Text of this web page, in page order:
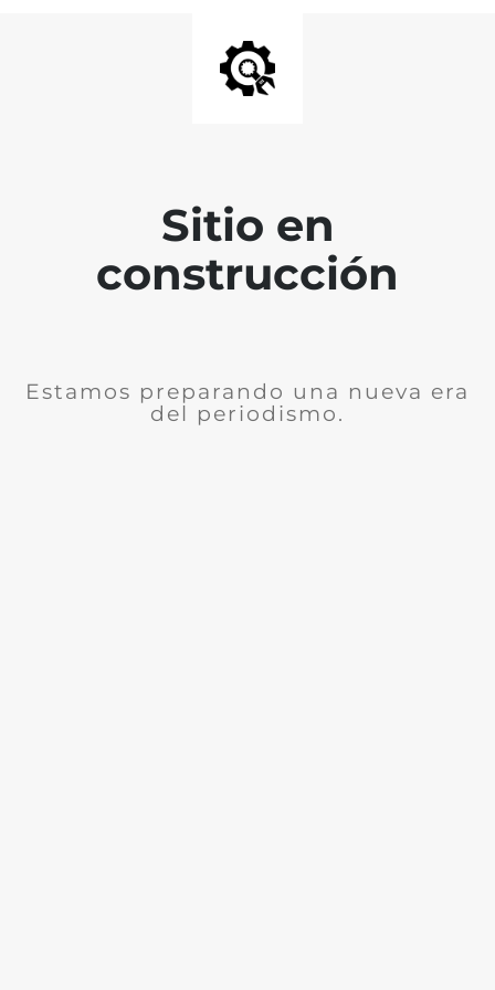
Sitio en
construcción
Estamos preparando una nueva era
del periodismo.